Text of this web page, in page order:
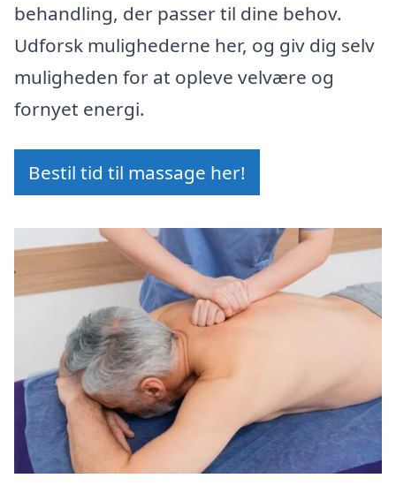
behandling, der passer til dine behov.
Udforsk mulighederne her, og giv dig selv
muligheden for at opleve velvære og
fornyet energi.
Bestil tid til massage her!